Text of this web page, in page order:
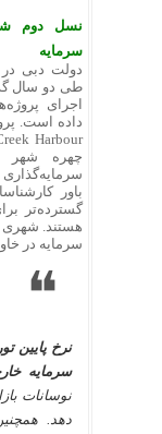
نسل دوم
سرمایه
دولت دبی در
اجرای
چهره شهر
سرمایه‌گذاری
باور
گسترده‌تر
هستند. شهری
سرمایه در
نرخ پایین
سرمایه
نوسانات
دهد.